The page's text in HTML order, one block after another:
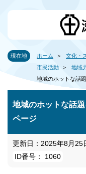
現在地 ホーム 文化・
市民活動
地域
地域のホットな話
地域のホットな話
ページ
更新日：2025年8月25
ID番号： 1060